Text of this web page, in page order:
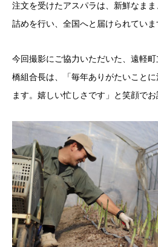
注文を受けたアスパラは、新鮮なま
詰めを行い、全国へと届けられていま
今回撮影にご協力いただいた、遠軽
橋組合長は、「毎年ありがたいこと
ます。嬉しい忙しさです」と笑顔でお